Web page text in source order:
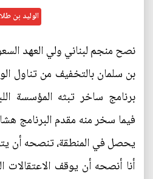
الوليد بن
نصح منجم لبناني ولي العهد
بن سلمان بالتخفيف من تناول
فيما سخر منه مقدم البرنامج
يحصل في المنطقة، تنصحه أن
أنا أنصحه أن يوقف